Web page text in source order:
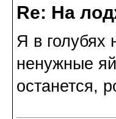
Re: На
Я в голубях
ненужные
останется,